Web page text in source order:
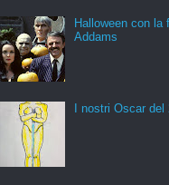
Halloween con la
Addams
I nostri Oscar del